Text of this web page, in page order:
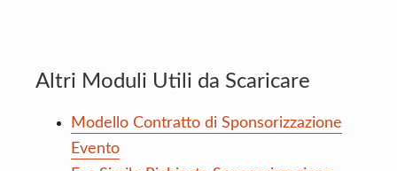
Altri Moduli Utili da Scaricare
Modello Contratto di Sponsorizzazione
Evento